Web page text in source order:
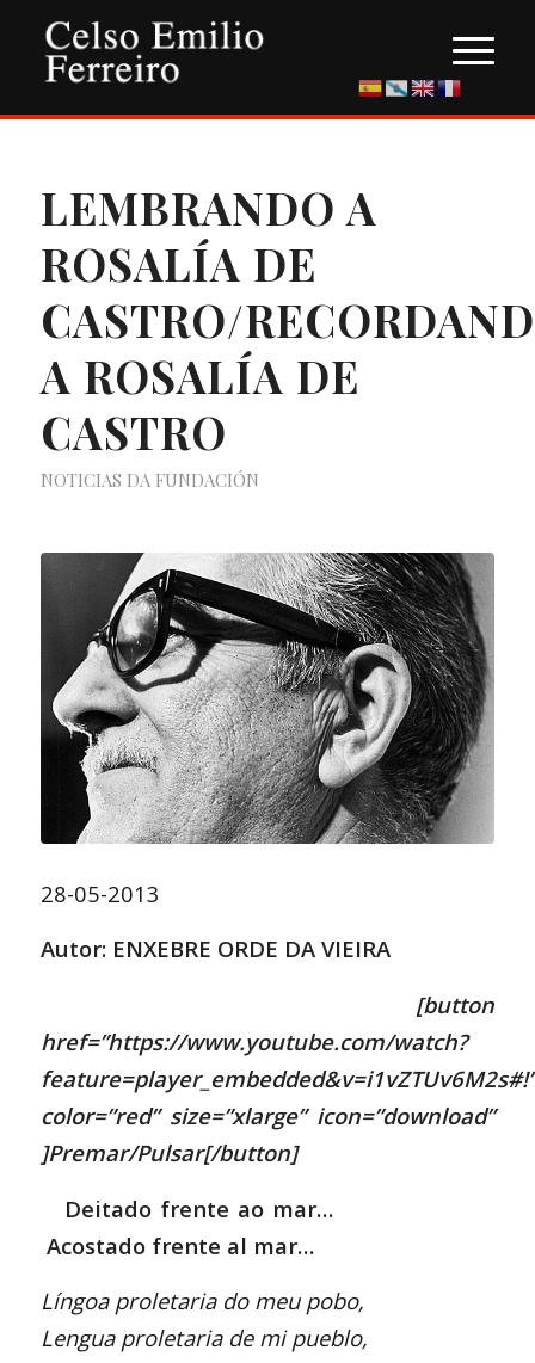
LEMBRANDO A
ROSALÍA DE
CASTRO/
A ROSALÍA DE
CASTRO
NOTICIAS DA FUNDACIÓN
28-05-2013
Autor: ENXEBRE ORDE DA VIEIRA
[button
href=”https://www.youtube.com/watch?
feature=player_embedded&v=i1vZTUv6M2s#!”
color=”red” size=”xlarge” icon=”download”
]Premar/Pulsar[/button]
Deitado frente ao mar…
Acostado frente al mar…
Língoa proletaria do meu pobo,
Lengua proletaria de mi pueblo,